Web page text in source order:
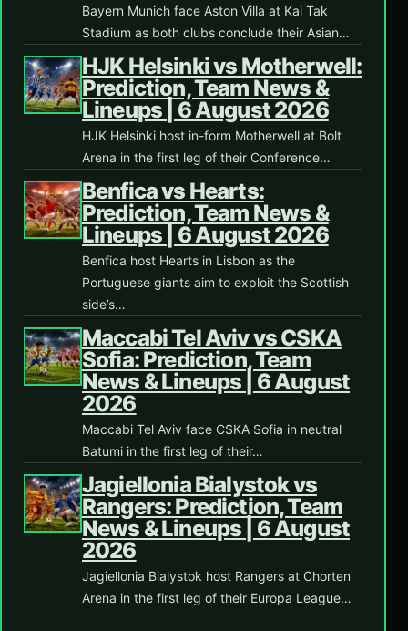
Bayern Munich face Aston Villa at Kai Tak
Stadium as both clubs conclude their Asian…
HJK Helsinki vs Motherwell:
Prediction, Team News &
Lineups | 6 August 2026
HJK Helsinki host in-form Motherwell at Bolt
Arena in the first leg of their Conference…
Benfica vs Hearts:
Prediction, Team News &
Lineups | 6 August 2026
Benfica host Hearts in Lisbon as the
Portuguese giants aim to exploit the Scottish
side’s…
Maccabi Tel Aviv vs CSKA
Sofia: Prediction, Team
News & Lineups | 6 August
2026
Maccabi Tel Aviv face CSKA Sofia in neutral
Batumi in the first leg of their…
Jagiellonia Bialystok vs
Rangers: Prediction, Team
News & Lineups | 6 August
2026
Jagiellonia Bialystok host Rangers at Chorten
Arena in the first leg of their Europa League…